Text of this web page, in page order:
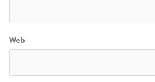
Web